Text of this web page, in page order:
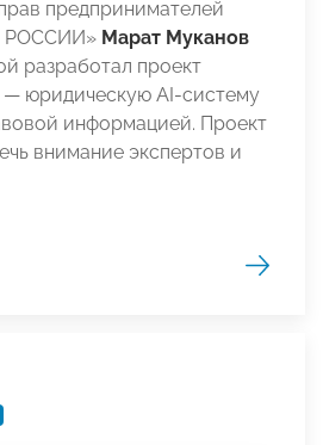
предпринимателей
РОССИИ» Марат Муканов
разработал проект
юридическую AI-систему
информацией. Проект
внимание экспертов и